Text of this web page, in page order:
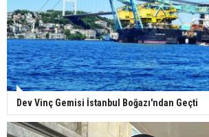
Dev Vinç Gemisi İstanbul Boğazı'ndan Geçti